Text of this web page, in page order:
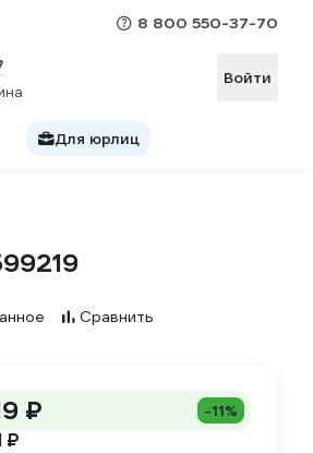
8 800 550-37-70
Войти
Для юрлиц
Сравнить
₽ -11%
₽